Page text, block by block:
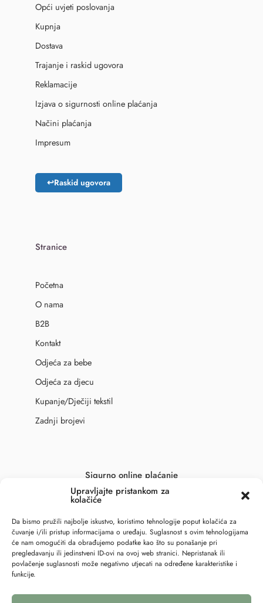
Upravljajte pristankom za
kolačiće
Da bismo pružili najbolje iskustvo, koristimo tehnologije poput kolačića za
čuvanje i/ili pristup informacijama o uređaju. Suglasnost s ovim tehnologijama
će nam omogućiti da obrađujemo podatke kao što su ponašanje pri
pregledavanju ili jedinstveni ID-ovi na ovoj web stranici. Nepristanak ili
povlačenje suglasnosti može negativno utjecati na određene karakteristike i
funkcije.
Opći uvjeti poslovanja
Kupnja
Dostava
Trajanje i raskid ugovora
Reklamacije
Izjava o sigurnosti online plaćanja
Načini plaćanja
Impresum
↩Raskid ugovora
Stranice
Početna
O nama
B2B
Kontakt
Odjeća za bebe
Odjeća za djecu
Kupanje/Dječiji tekstil
Zadnji brojevi
Sigurno online plaćanje